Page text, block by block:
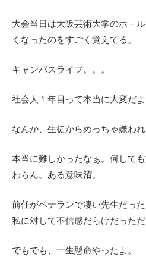
大会当日は大阪芸術大学のホ－
くなったのをすごく覚えてる。
キャンパスライフ。。。
社会人１年目って本当に大変だよ
なんか、生徒からめっちゃ嫌われ
本当に難しかったなぁ。何して
わらん。ある意味沼。
前任がベテランで凄い先生だっ
私に対して不信感だらけだった
でもでも、一生懸命やったよ。